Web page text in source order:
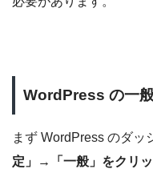
WordPress の一
まず WordPress のダッ
定」→「一般」をクリ